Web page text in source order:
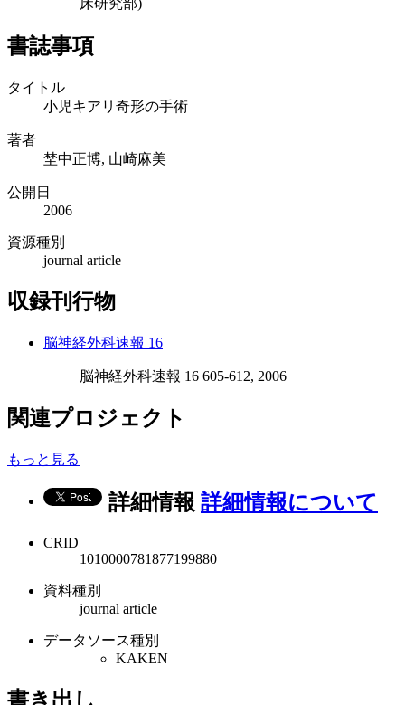
書誌事項
タイトル
小児キアリ奇形の手術
著者
埜中正博, 山崎麻美
公開日
2006
資源種別
journal article
収録刊行物
脳神経外科速報 16
脳神経外科速報 16 605-612, 2006
関連プロジェクト
もっと見る
詳細情報 詳細情報について
CRID
1010000781877199880
資料種別
journal article
データソース種別
KAKEN
書き出し